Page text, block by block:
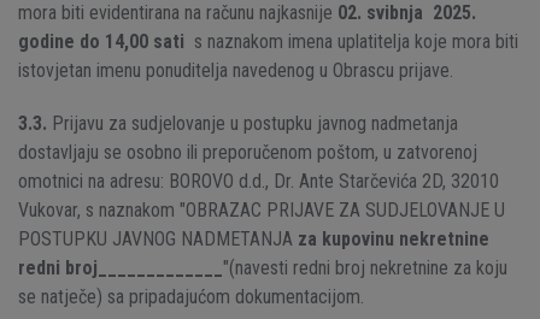
mora biti evidentirana na računu najkasnije 02. svibnja 2025.
godine do 14,00 sati s naznakom imena uplatitelja koje mora biti
istovjetan imenu ponuditelja navedenog u Obrascu prijave.
3.3. Prijavu za sudjelovanje u postupku javnog nadmetanja
dostavljaju se osobno ili preporučenom poštom, u zatvorenoj
omotnici na adresu: BOROVO d.d., Dr. Ante Starčevića 2D, 32010
Vukovar, s naznakom "OBRAZAC PRIJAVE ZA SUDJELOVANJE U
POSTUPKU JAVNOG NADMETANJA za kupovinu nekretnine
redni broj_____________ "(navesti redni broj nekretnine za koju
se natječe) sa pripadajućom dokumentacijom.